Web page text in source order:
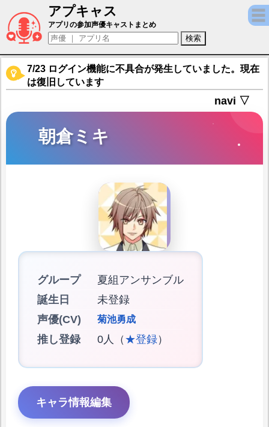
アプキャス
朝倉ミキ（声優：菊池勇成)【A3!】キャラ紹
アプリの参加声優キャストまとめ
7/23 ログイン機能に不具合が発生していました。現在
は復旧しています
navi ▽
朝倉ミキ
グループ
夏組アンサンブル
誕生日
未登録
声優(CV)
菊池勇成
推し登録 0人（ ★登録）
キャラ情報編集